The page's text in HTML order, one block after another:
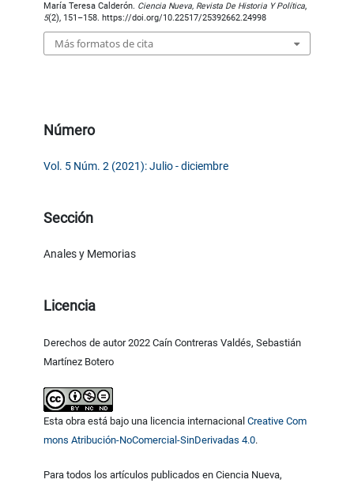
María Teresa Calderón. Ciencia Nueva, Revista De Historia Y Política,
5(2), 151–158. https://doi.org/10.22517/25392662.24998
Más formatos de cita
Número
Vol. 5 Núm. 2 (2021): Julio - diciembre
Sección
Anales y Memorias
Licencia
Derechos de autor 2022 Caín Contreras Valdés, Sebastián
Martínez Botero
Esta obra está bajo una licencia internacionalCreative Com
mons Atribución-NoComercial-SinDerivadas 4.0.
Para todos los artículos publicados en Ciencia Nueva,